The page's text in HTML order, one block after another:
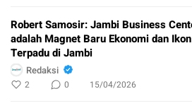
Robert Samosir: Jambi Business
adalah Magnet Baru Ekonomi dan
Terpadu di Jambi
Redaksi
2 0 15/04/2026